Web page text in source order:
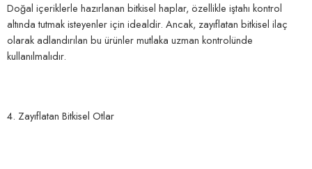
Doğal içeriklerle hazırlanan bitkisel haplar, özellikle iştahı kontrol
altında tutmak isteyenler için idealdir. Ancak, zayıflatan bitkisel ilaç
olarak adlandırılan bu ürünler mutlaka uzman kontrolünde
kullanılmalıdır.
4. Zayıflatan Bitkisel Otlar